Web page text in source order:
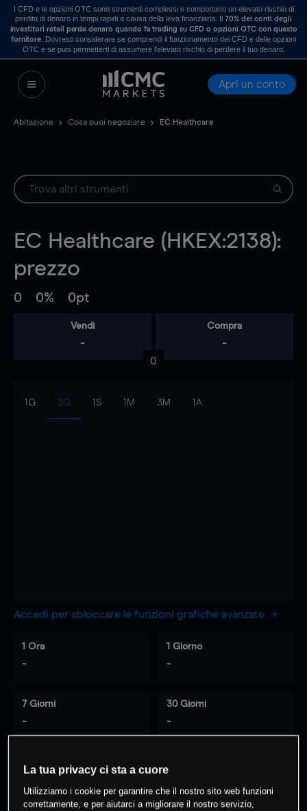
I CFD e le opzioni OTC sono strumenti complessi e comportano un elevato rischio di
perdita di denaro in tempi rapidi a causa della leva finanziaria. Il70% dei conti degli
investitori retail perde denaro quando fa trading su CFD o opzioni OTC con questo
fornitore . Dovresti considerare se comprendi il funzionamento dei CFD e delle opzioni
OTC e se puoi permetterti di assumere l’elevato rischio di perdere il tuo denaro.
Apri un conto
Abitazione Cosa puoi negoziare EC Healthcare
EC Healthcare (HKEX:2138):
prezzo
0 0% 0pt
Vendi
-
Compra
-
0
1G 3G 1S 1M 3M 1A
Accedi per sbloccare le funzioni grafiche avanzate
1 Ora
-
1 Giorno
-
7 Giorni
-
30 Giorni
-
% dei clienti hanno posizioni
questo prodotto
La tua privacy ci sta a cuore
Utilizziamo i cookie per garantire che il nostro sito web funzioni
correttamente, e per aiutarci a migliorare il nostro servizio,